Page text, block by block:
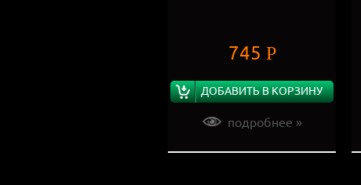
745 Р
ДОБАВИТЬ В КОРЗИНУ
подробнее »